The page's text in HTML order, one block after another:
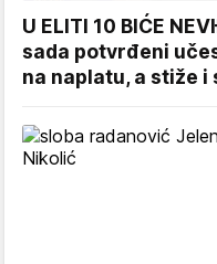
U ELITI 10 BIĆE
sada potvrđeni
na naplatu, a stiže